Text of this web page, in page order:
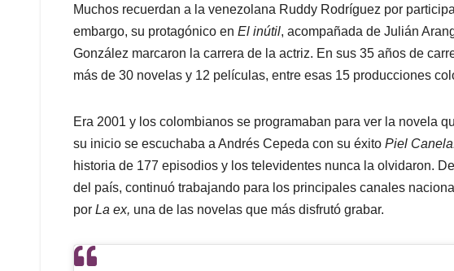
A
p
p
o
o
k
d
I
n
d
s
Muchos recuerdan a la venezolana Ruddy Rodríguez por
embargo, su protagónico en El inútil, acompañada de Julián
González marcaron la carrera de la actriz. En sus 35 años de
más de 30 novelas y 12 películas, entre esas 15 producciones
Era 2001 y los colombianos se programaban para ver la novela
su inicio se escuchaba a Andrés Cepeda con su éxito Piel
historia de 177 episodios y los televidentes nunca la olvidaron.
del país, continuó trabajando para los principales canales
por La ex, una de las novelas que más disfrutó grabar.